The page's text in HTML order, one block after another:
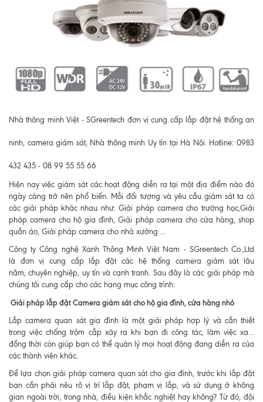
Nhà thông minh Việt - SGreentech đơn vị cung cấp lắp đặt hệ thống an
ninh, camera giám sát, Nhà thông minh Uy tín tại Hà Nội. Hotline: 0983
432 435 - 08 99 55 55 66
Hiện nay việc giám sát các hoạt động diễn ra tại một địa điểm nào đó
ngày càng trở nên phổ biến. Mỗi đối tượng và yêu cầu giám sát ta có
các giải pháp khác nhau như: Giải pháp camera cho trường học,Giải
pháp camera cho hộ gia đình, Giải pháp camera cho cửa hàng, shop
quần áo, Giải pháp camera cho nhà xưởng ...
Công ty Công nghệ Xanh Thông Minh Việt Nam - SGreentech Co.,Ltd
là đơn vị cung cấp lắp đặt các hệ thống camera giám sát lâu
năm, chuyên nghiệp, uy tín và cạnh tranh. Sau đây là các giải pháp mà
chúng tôi cung cấp cho các hạng mục công trình:
Giải pháp lắp đặt Camera giám sát cho hộ gia đình, cửa hàng nhỏ
Lắp camera quan sát gia đình là một giải pháp hợp lý và cần thiết
trong việc chống trộm cắp xảy ra khi bạn đi công tác, làm việc xa…
đồng thời còn giúp bạn có thể quản lý mọi hoạt động đang diễn ra của
các thành viên khác.
Để lựa chọn giải pháp camera quan sát cho gia đình, trước khi lắp đặt
bạn cần phải nêu rõ vị trí lắp đặt, phạm vị lắp, và sử dụng ở không
gian ngoài trời, trong nhà, điều kiện khắc nghiệt hay không? Từ đó, đội